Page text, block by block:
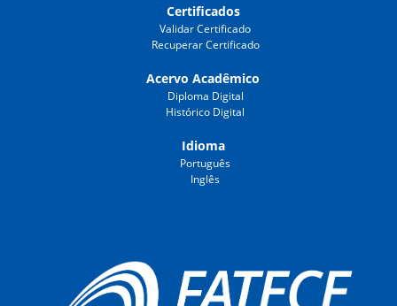
Certificados
Validar Certificado
Recuperar Certificado
Acervo Acadêmico
Diploma Digital
Histórico Digital
Idioma
Português
Inglês